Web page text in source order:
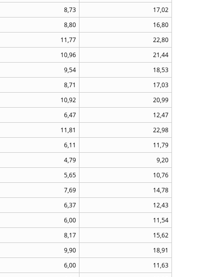
8,73
17,02
8,80
16,80
11,77
22,80
10,96
21,44
9,54
18,53
8,71
17,03
10,92
20,99
6,47
12,47
11,81
22,98
6,11
11,79
4,79
9,20
5,65
10,76
7,69
14,78
6,37
12,43
6,00
11,54
8,17
15,62
9,90
18,91
6,00
11,63